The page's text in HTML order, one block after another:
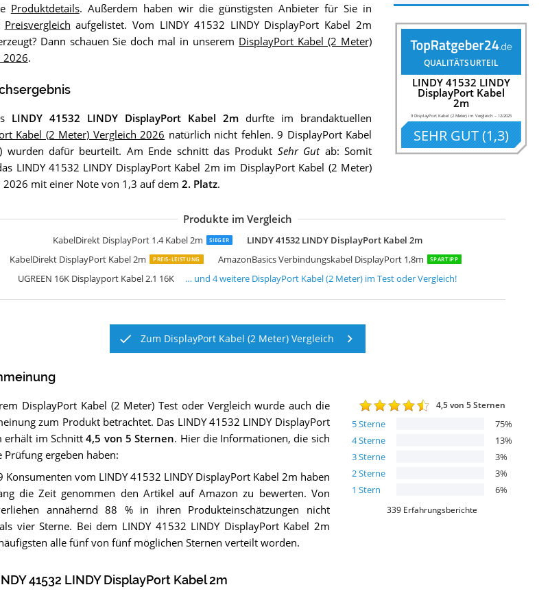
QUALITÄTSURTEIL
LINDY 41532 LINDY
DisplayPort Kabel
2m
9 DisplayPort Kabel (2 Meter) im Vergleich– 12/2025
SEHR GUT(1,3)
Produktdetails. Außerdem haben wir die günstigsten Anbieter für Sie in
Preisvergleich aufgelistet. Vom LINDY 41532 LINDY DisplayPort Kabel 2m
Dann schauen Sie doch mal in unserem DisplayPort Kabel (2 Meter)
2026.
LINDY 41532 LINDY DisplayPort Kabel 2mdurfte im brandaktuellen
Kabel (2 Meter) Vergleich 2026 natürlich nicht fehlen. 9 DisplayPort Kabel
wurden dafür beurteilt. Am Ende schnitt das Produkt Sehr Gutab: Somit
LINDY 41532 LINDY DisplayPort Kabel 2m im DisplayPort Kabel (2 Meter)
2026 mit einer Note von 1,3 auf dem 2. Platz.
Produkte im Vergleich
KabelDirekt DisplayPort 1.4 Kabel 2m SIEGER
LINDY 41532 LINDY DisplayPort Kabel 2m
KabelDirekt DisplayPort Kabel 2m
PREIS-LEISTUNG AmazonBasics Verbindungskabel DisplayPort 1,8m SPARTIPP
UGREEN 16K Displayport Kabel 2.1 16K
ROLINE Gold Displayport Kabel I DP Monitorkabel 2m
CSL-Computer CSL 2m Ultra HD
UGREEN Displayport Kabel HD 4K 1m
Startech 2m DisplayPort 1.2 Kabel
… und4weitere DisplayPort Kabel (2 Meter) im Test oder Vergleich!
Zum DisplayPort Kabel (2 Meter) Vergleich
4,5von 5 Sternen
5Sterne 75%
4Sterne 13%
3Sterne 3%
2Sterne 3%
1 Stern 6%
339 Erfahrungsberichte
DisplayPort Kabel (2 Meter) Test oder Vergleich wurde auch die
zum Produkt betrachtet. Das LINDY 41532 LINDY DisplayPort
erhält im Schnitt4,5 von 5 Sternen. Hier die Informationen, die sich
Prüfung ergeben haben:
Konsumenten vom LINDY 41532 LINDY DisplayPort Kabel 2m haben
die Zeit genommen den Artikel auf Amazon zu bewerten. Von
annähernd 88 % in ihren Produkteinschätzungen nicht
vier Sterne. Bei dem LINDY 41532 LINDY DisplayPort Kabel 2m
alle fünf von fünf möglichen Sternen verteilt worden.
41532 LINDY DisplayPort Kabel 2m